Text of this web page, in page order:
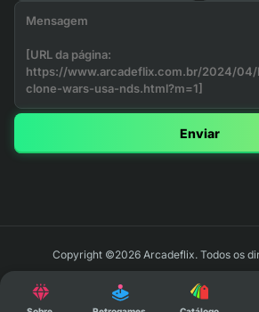
Enviar
Copyright ©2026 Arcadeflix. Todos os